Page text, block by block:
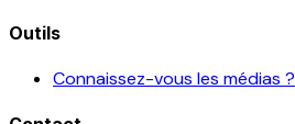
Outils
Connaissez-vous les médias ?